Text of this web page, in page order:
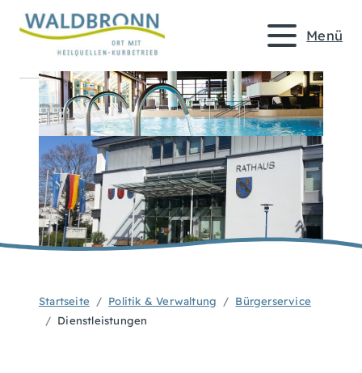
Menü
Startseite Politik & Verwaltung
Bürgerservice
Dienstleistungen